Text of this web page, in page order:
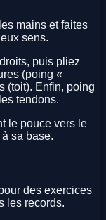
mains et faites
sens.
puis pliez
(poing «
(toit). Enfin, poing
tendons.
le pouce vers le
sa base.
des exercices
les records.